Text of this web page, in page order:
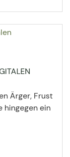
Ärger, Frust
hingegen ein